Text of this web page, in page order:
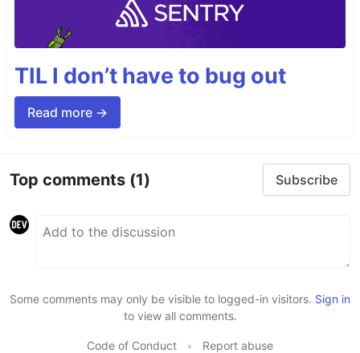
TIL I don’t have to bug out
Read more →
Top comments (1) Subscribe
Some comments may only be visible to logged-in visitors. Sign in
to view all comments.
Code of Conduct • Report abuse